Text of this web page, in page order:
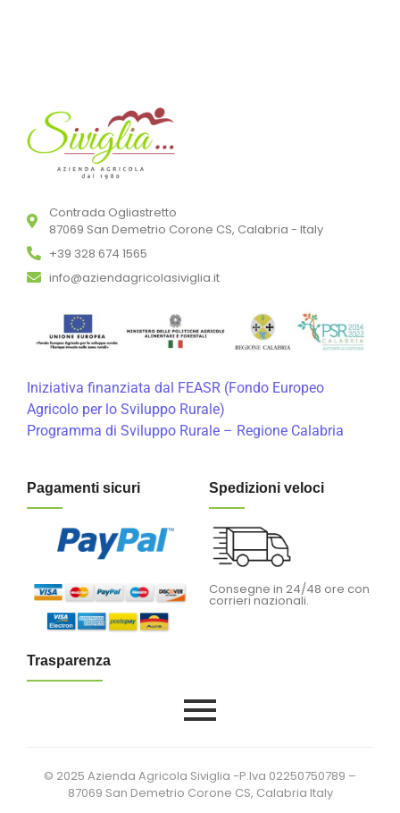
Contrada Ogliastretto
87069 San Demetrio Corone CS, Calabria - Italy
+39 328 674 1565
info@aziendagricolasiviglia.it
Iniziativa finanziata dal FEASR (Fondo Europeo
Agricolo per lo Sviluppo Rurale)
Programma di Sviluppo Rurale – Regione Calabria
Pagamenti sicuri Spedizioni veloci
Consegne in 24/48 ore con
corrieri nazionali.
Trasparenza
© 2025 Azienda Agricola Siviglia -P.Iva 02250750789 –
87069 San Demetrio Corone CS, Calabria Italy